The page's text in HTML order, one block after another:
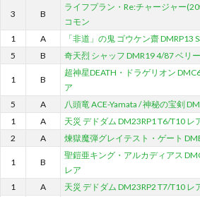
3 B
ライフプラン・Re:チャージャー
コモン
1 A 「非道」の鬼 ゴウケン齋 DMRP13
5
B 奇天烈 シャッフ DMR19 4/87 ベリ
1 B
超神星DEATH・ドラゲリオン
ア
5 A 八頭竜 ACE-Yamata / 神秘の宝剣
1
A 天災 デドダム DM23RP1 T6/T10 レ
2
A 煉獄魔弾グレイテスト・ゲート
1 B
聖鎧亜キング・アルカディアス
レア
1 A 天災 デドダム DM23RP2 T7/T10 レ